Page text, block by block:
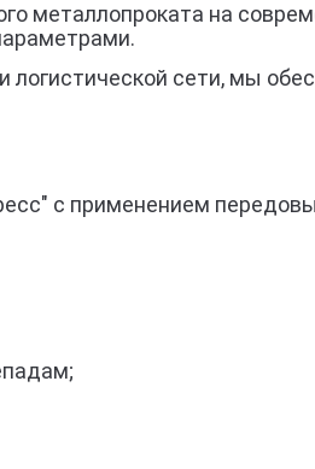
металлопроката на
логистической сети, мы
с применением